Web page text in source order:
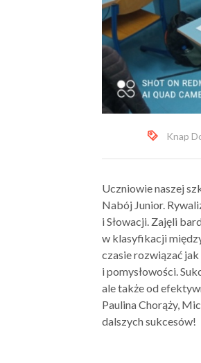
Knap
Uczniowie naszej
Nabój Junior.
i Słowacji. Zajęli
w klasyfikacji
czasie rozwiązać
i pomysłowości.
ale także od
Paulina Chorąży,
dalszych sukcesów!